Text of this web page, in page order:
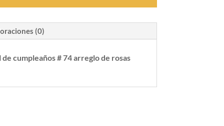
(0)
cumpleaños # 74 arreglo de rosas